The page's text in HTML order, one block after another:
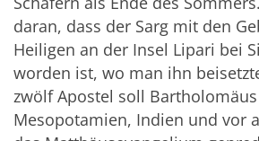
daran, dass der Sarg mit den
Heiligen an der Insel Lipari bei
worden ist, wo man ihn
zwölf Apostel soll
Mesopotamien, Indien und vor